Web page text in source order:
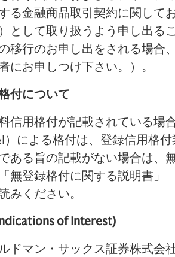
る金融商品取引契約に関して
として取り扱うよう申し出
移行のお申し出をされる場合
にお申しつけ下さい。）。
付について
信用格付が記載されている場
）による格付は、登録信用格
ある旨の記載がない場合は、
無登録格付に関する説明書」
みください。
of Interest)
ドマン・サックス証券株式会